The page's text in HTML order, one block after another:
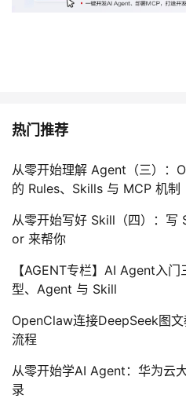
热门推荐
从零开始理解 Agent（三）
的 Rules、Skills 与 MCP 机制
从零开始写好 Skill（四）：
or 来帮你
【AGENT专栏】AI Agent入
型、Agent 与 Skill
OpenClaw连接DeepSeek图
流程
从零开始学AI Agent：华为云
录